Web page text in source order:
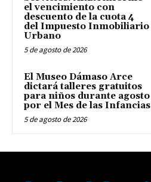
el vencimiento con
descuento de la cuota 4
del Impuesto Inmobiliario
Urbano
5 de agosto de 2026
El Museo Dámaso Arce
dictará talleres gratuitos
para niños durante agosto
por el Mes de las Infancias
5 de agosto de 2026